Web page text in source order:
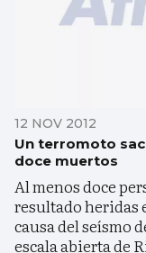
12 NOV 2012
Un terromoto
doce muertos
Al menos doce
resultado heridas
causa del seísmo
escala abierta de